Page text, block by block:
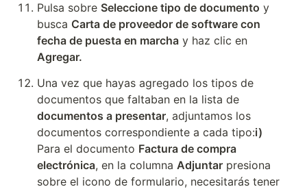
Pulsa sobre Seleccione tipo de documento y
busca Carta de proveedor de software con
fecha de puesta en marcha
y haz clic en
Agregar.
Una vez que hayas agregado los tipos de
documentos que faltaban en la lista de
documentos a presentar, adjuntamos los
documentos correspondiente a cada tipo:i)
Para el documento Factura de compra
electrónica, en la columna Adjuntar presiona
sobre el icono de formulario, necesitarás tener